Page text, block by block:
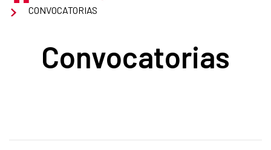
CONVOCATORIAS
Convocatorias